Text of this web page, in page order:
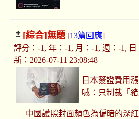
[綜合]無題[13篇回應]
評分：-1, 年：-1, 月：-1, 週：-1, 日
新：2026-07-11 23:08:48
日本簽證費用
喊：只制裁「豬
中國護照封面顏色為偏暗的深